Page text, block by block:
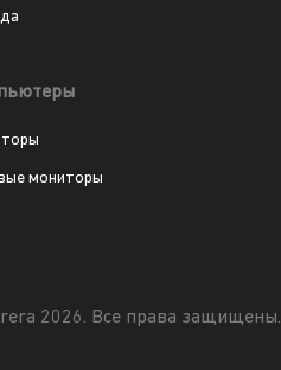
мониторы
2026. Все права защищены.